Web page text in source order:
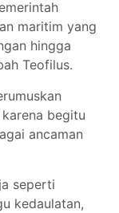
maritim yang
hingga
Teofilus.
begitu
ancaman
seperti
kedaulatan,